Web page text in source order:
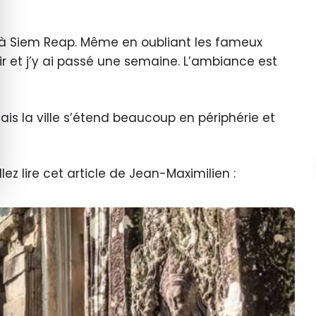
Siem Reap. Même en oubliant les fameux
j’y ai passé une semaine. L’ambiance est
la ville s’étend beaucoup en périphérie et
lire cet article de Jean-Maximilien :